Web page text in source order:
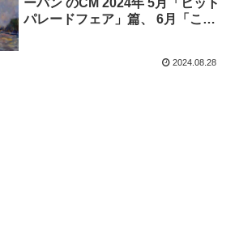
ーパン のCM 2024年 5月「ヒット
パレードフェア」篇、 6月「こだ
おいしいフェア」篇、9月「秋の
2024.08.28